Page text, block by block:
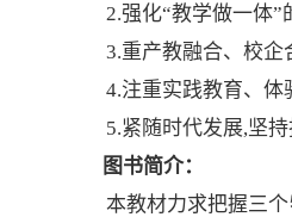
2.强化“教学做一体”
3.重产教融合、校企
4.注重实践教育、体
5.紧随时代发展,坚
图书简介：
本教材力求把握三